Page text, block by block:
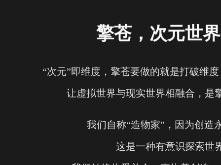
擎苍，次元世
“次元”即维度，擎苍要做的就是打破维
让虚拟世界与现实世界相融合，是
我们自称“造物家”，因为创造
这是一种有意识探索世